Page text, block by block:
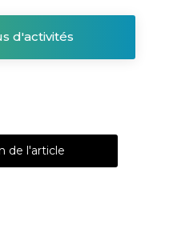
d'activités
de l'article